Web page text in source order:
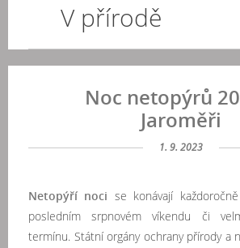
V přírodě
Noc netopýrů
Jaroměři
1. 9. 2023
Netopýří noci se konávají
posledním srpnovém víkendu či
termínu. Státní orgány ochrany přírody a